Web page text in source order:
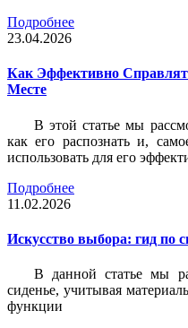
Подробнее
23.04.2026
Как Эффективно
Месте
В этой статье мы
как его распознать и,
использовать для его
Подробнее
11.02.2026
Искусство выбора: гид по
В данной статье мы
сиденье, учитывая
функции